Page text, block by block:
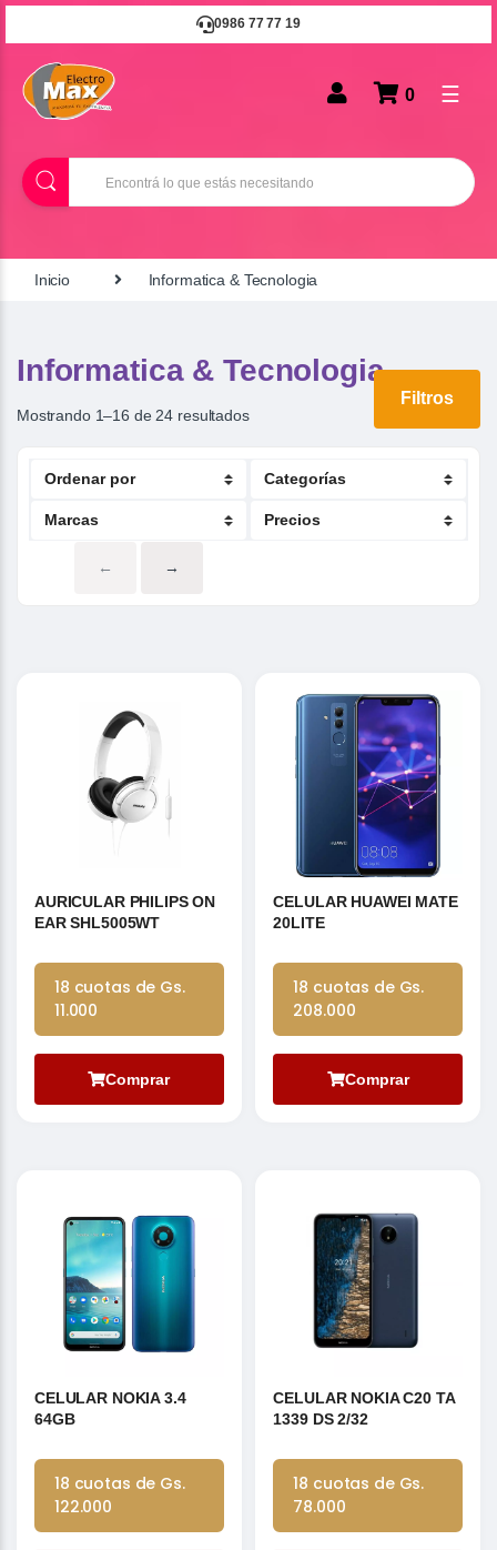
0986 77 77 19
B
u
0 ☰
Inicio Informatica & Tecnologia
Informatica & Tecnologia
Mostrando 1–16 de 24 resultados
Filtros
← →
AURICULAR PHILIPS ON
EAR SHL5005WT
18 cuotas de Gs.
11.000
Comprar
CELULAR HUAWEI MATE
20LITE
18 cuotas de Gs.
208.000
Comprar
CELULAR NOKIA 3.4
64GB
18 cuotas de Gs.
122.000
CELULAR NOKIA C20 TA
1339 DS 2/32
18 cuotas de Gs.
78.000